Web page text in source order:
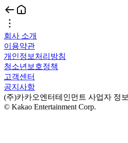
회사 소개
이용약관
개인정보처리방침
청소년보호정책
고객센터
공지사항
(주)카카오엔터테인먼트 사업자 정보
© Kakao Entertainment Corp.